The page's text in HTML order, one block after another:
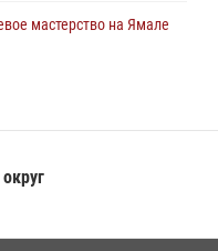
мастерство на Ямале
на охране
(видео)